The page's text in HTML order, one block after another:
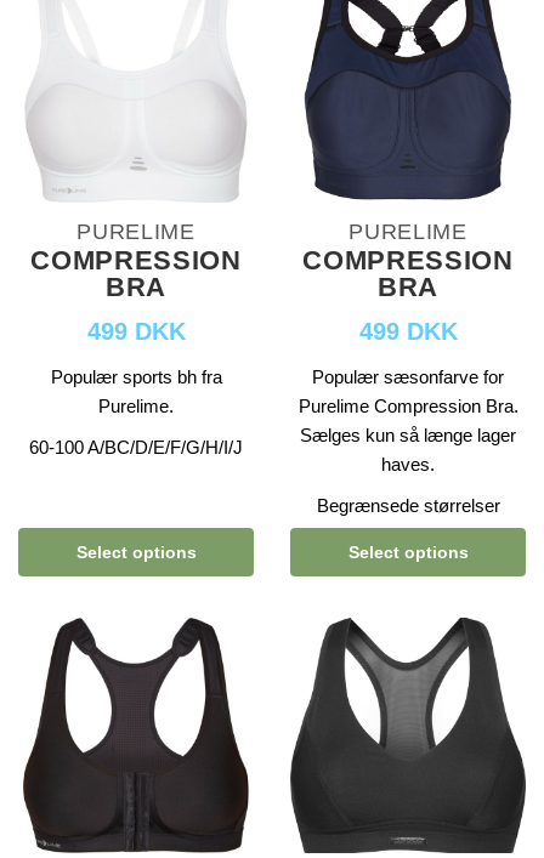
PURELIME
COMPRESSION
BRA
499 DKK
Populær sports bh fra
Purelime.
60-100 A/BC/D/E/F/G/H/I/J
Select options
PURELIME
COMPRESSION
BRA
499 DKK
Populær sæsonfarve for
Purelime Compression Bra.
Sælges kun så længe lager
haves.
Begrænsede størrelser
Select options